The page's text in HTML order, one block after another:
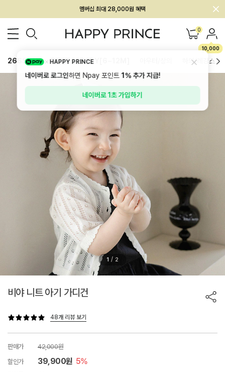
멤버십 최대 28,000원 혜택
0
10,000
26SS 신상 BEST BABY[6~12M] 하의/레깅스
1 / 2
비야 니트 아기 가디건
48개 리뷰 보기
판매가
42,000원
할인가
39,900원 5%
HAPPY PRINCE
네이버로 로그인하면 Npay 포인트1%추가 지급!
네이버로 1초 가입하기